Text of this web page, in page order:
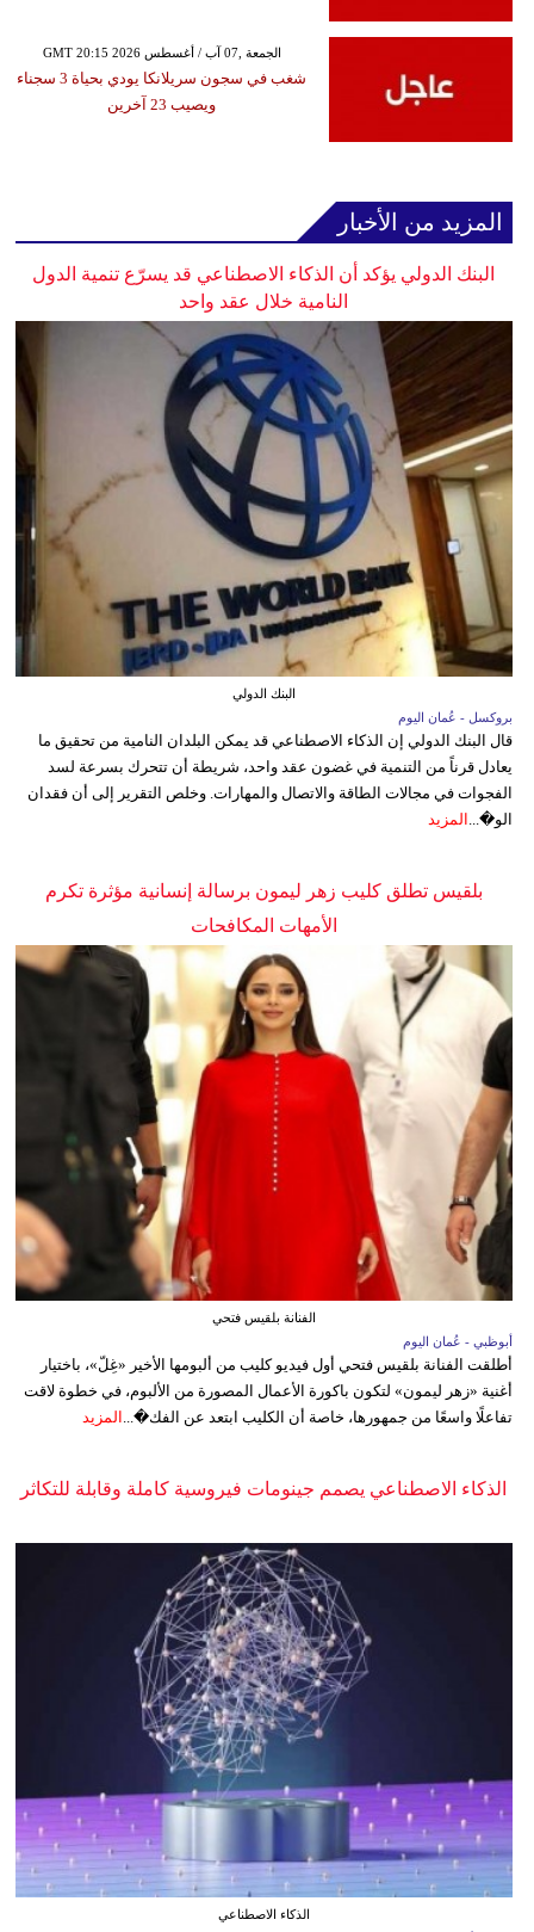
GMT 20:15 2026 الجمعة ,07 آب / أغسطس
شغب في سجون سريلانكا يودي بحياة 3 سجناء
ويصيب 23 آخرين
المزيد من الأخبار
البنك الدولي يؤكد أن الذكاء الاصطناعي قد يسرّع تنمية الدول
النامية خلال عقد واحد
البنك الدولي
بروكسل - عُمان اليوم
قال البنك الدولي إن الذكاء الاصطناعي قد يمكن البلدان النامية من تحقيق ما
يعادل قرناً من التنمية في غضون عقد واحد، شريطة أن تتحرك بسرعة لسد
الفجوات في مجالات الطاقة والاتصال والمهارات. وخلص التقرير إلى أن فقدان
الو�...
المزيد
بلقيس تطلق كليب زهر ليمون برسالة إنسانية مؤثرة تكرم
الأمهات المكافحات
الفنانة بلقيس فتحي
أبوظبي - عُمان اليوم
أطلقت الفنانة بلقيس فتحي أول فيديو كليب من ألبومها الأخير «غِلّ»، باختيار
أغنية «زهر ليمون» لتكون باكورة الأعمال المصورة من الألبوم، في خطوة لاقت
تفاعلًا واسعًا من جمهورها، خاصة أن الكليب ابتعد عن الفك�... المزيد
الذكاء الاصطناعي يصمم جينومات فيروسية كاملة وقابلة للتكاثر
الذكاء الاصطناعي